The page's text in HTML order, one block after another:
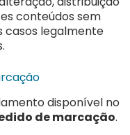
conteúdos sem
casos legalmente
disponível no
de marcação.